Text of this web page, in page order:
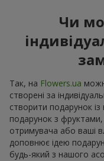
Чи
Так, на Flowers.ua
створені за
створити подарунок
подарунок з
отримувача або ваші
доповнює ідею
будь-який з нашого